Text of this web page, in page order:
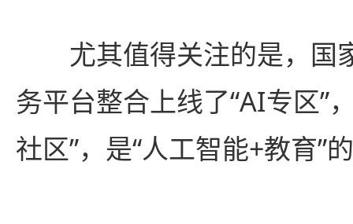
尤其值得关注的是，国
务平台整合上线了“AI专区”
社区”，是“人工智能+教育”